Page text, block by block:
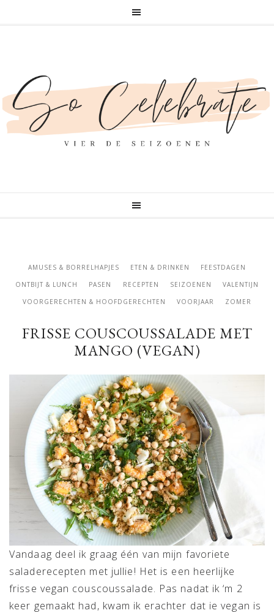
AMUSES & BORRELHAPJES ETEN & DRINKEN
FEESTDAGEN
ONTBIJT & LUNCH
PASEN RECEPTEN SEIZOENEN
VALENTIJN
VOORGERECHTEN & HOOFDGERECHTEN
VOORJAAR ZOMER
FRISSE COUSCOUSSALADE MET
MANGO (VEGAN)
Vandaag deel ik graag één van mijn favoriete
saladerecepten met jullie! Het is een heerlijke
frisse vegan couscoussalade. Pas nadat ik ‘m 2
keer gemaakt had, kwam ik erachter dat ie vegan is